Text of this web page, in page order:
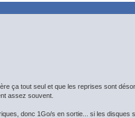
ça tout seul et que les reprises sont
assez souvent.
donc 1Go/s en sortie... si les disques